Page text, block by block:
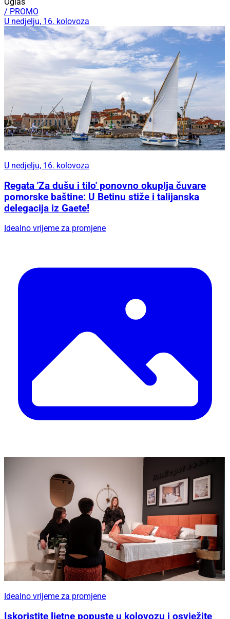
/ PROMO
U nedjelju, 16. kolovoza
U nedjelju, 16. kolovoza
Regata 'Za dušu i tilo' ponovno okuplja čuvare
pomorske baštine: U Betinu stiže i talijanska
delegacija iz Gaete!
Idealno vrijeme za promjene
Idealno vrijeme za promjene
Iskoristite ljetne popuste u kolovozu i osvježite